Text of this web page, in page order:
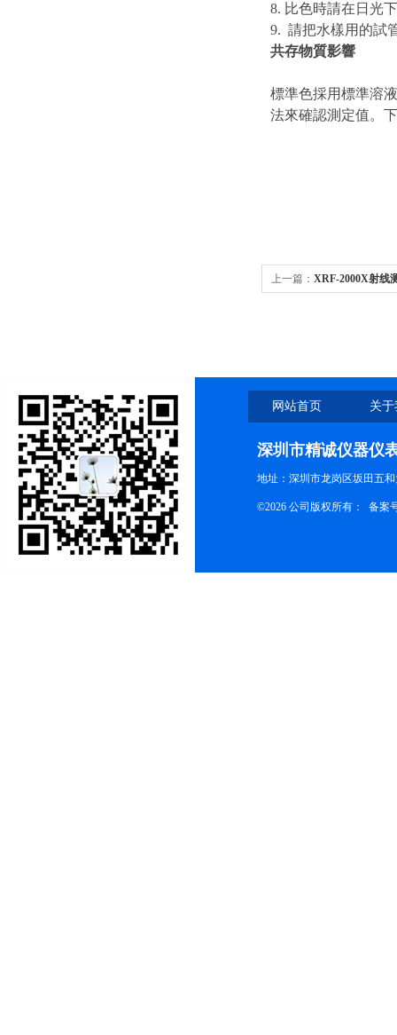
8. 比色時請在日光
9. 請把水樣用的試
共存物質影響
標準色採用標準溶
法來確認測定值。
上一篇： XRF-2000X射线
网站首页 关
深圳市精诚仪器仪
地址：深圳市龙岗区坂田五
©2026 公司版权所有： 备案